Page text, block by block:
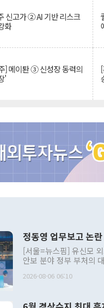
신고가 ② AI 기반 리스크
화
] 메이퇀 ③ 신성장 동력의
'
정동영 업무보고 논란
[서울=뉴스핌] 유신모
안보 분야 정부 부처의
발언 중에는 정부 내 조
2026-08-06 06:10